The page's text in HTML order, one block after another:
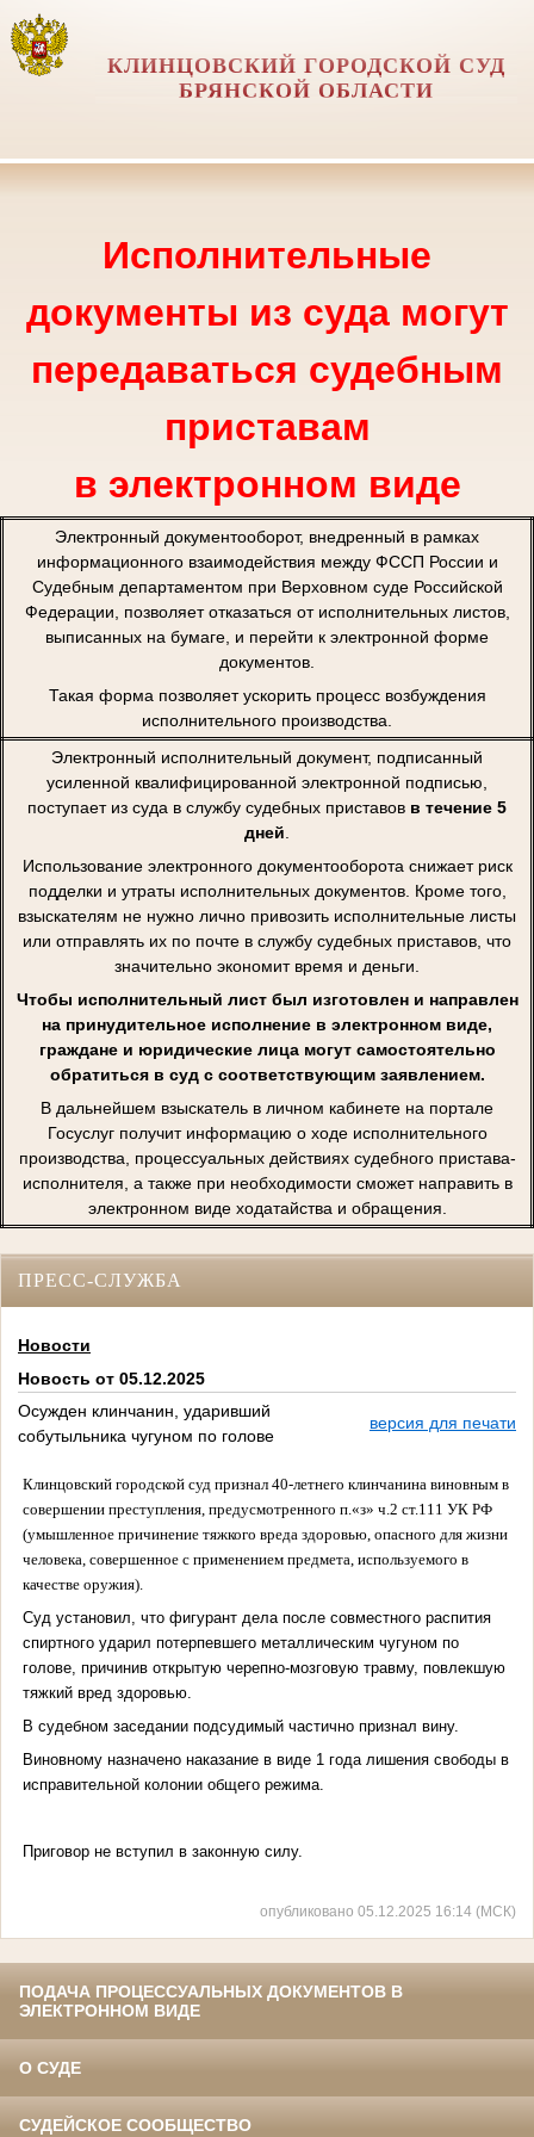
КЛИНЦОВСКИЙ ГОРОДСКОЙ СУД
БРЯНСКОЙ ОБЛАСТИ
Исполнительные
документы из суда могут
передаваться судебным
приставам
в электронном виде
Электронный документооборот, внедренный в рамках
информационного взаимодействия между ФССП России и
Судебным департаментом при Верховном суде Российской
Федерации, позволяет отказаться от исполнительных листов,
выписанных на бумаге, и перейти к электронной форме
документов.
Такая форма позволяет ускорить процесс возбуждения
исполнительного производства.
Электронный исполнительный документ, подписанный
усиленной квалифицированной электронной подписью,
поступает из суда в службу судебных приставов в течение 5
дней
Использование электронного документооборота снижает риск
подделки и утраты исполнительных документов. Кроме того,
взыскателям не нужно лично привозить исполнительные листы
или отправлять их по почте в службу судебных приставов, что
значительно экономит время и деньги.
Чтобы исполнительный лист был изготовлен и направлен
на принудительное исполнение в электронном виде,
граждане и юридические лица могут самостоятельно
обратиться в суд с соответствующим заявлением.
В дальнейшем взыскатель в личном кабинете на портале
Госуслуг получит информацию о ходе исполнительного
производства, процессуальных действиях судебного пристава-
исполнителя, а также при необходимости сможет направить в
электронном виде ходатайства и обращения.
ПРЕСС-СЛУЖБА
Новости
Новость от 05.12.2025
Осужден клинчанин, ударивший
собутыльника чугуном по голове
версия для печати
Клинцовский городской суд признал 40-летнего клинчанина виновным в
совершении преступления, предусмотренного п.«з» ч.2 ст.111 УК РФ
(умышленное причинение тяжкого вреда здоровью, опасного для жизни
человека, совершенное с применением предмета, используемого в
качестве оружия).
Суд установил, что фигурант дела после совместного распития
спиртного ударил потерпевшего металлическим чугуном по
голове, причинив открытую черепно-мозговую травму, повлекшую
тяжкий вред здоровью.
В судебном заседании подсудимый частично признал вину.
Виновному назначено наказание в виде 1 года лишения свободы в
исправительной колонии общего режима.
Приговор не вступил в законную силу.
опубликовано 05.12.2025 16:14 (МСК)
ПОДАЧА ПРОЦЕССУАЛЬНЫХ ДОКУМЕНТОВ В
ЭЛЕКТРОННОМ ВИДЕ
О СУДЕ
СУДЕЙСКОЕ СООБЩЕСТВО